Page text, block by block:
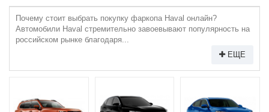
Почему стоит выбрать покупку фаркопа Haval онлайн?
Автомобили Haval стремительно завоевывают популярность на
российском рынке благодаря...
ЕЩЕ